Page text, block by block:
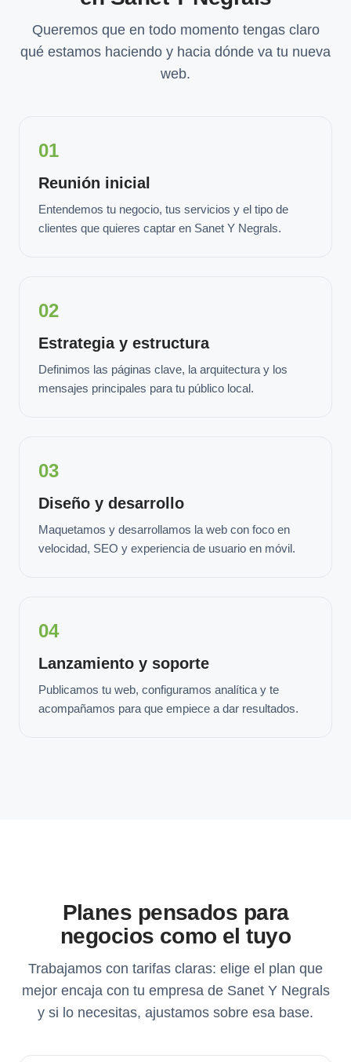
Queremos que en todo momento tengas claro
qué estamos haciendo y hacia dónde va tu nueva
web.
01
Reunión inicial
Entendemos tu negocio, tus servicios y el tipo de
clientes que quieres captar en Sanet Y Negrals.
02
Estrategia y estructura
Definimos las páginas clave, la arquitectura y los
mensajes principales para tu público local.
03
Diseño y desarrollo
Maquetamos y desarrollamos la web con foco en
velocidad, SEO y experiencia de usuario en móvil.
04
Lanzamiento y soporte
Publicamos tu web, configuramos analítica y te
acompañamos para que empiece a dar resultados.
Planes pensados para
negocios como el tuyo
Trabajamos con tarifas claras: elige el plan que
mejor encaja con tu empresa de Sanet Y Negrals
y si lo necesitas, ajustamos sobre esa base.